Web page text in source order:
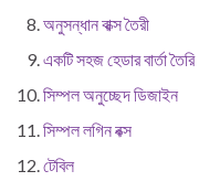
অনুসন্ধান বাক্স তৈরী
একটি সহজ হেডার বার্তা তৈরি
সিম্পল অনুচ্ছেদ ডিজাইন
সিম্পল লগিন বক্স
টেবিল